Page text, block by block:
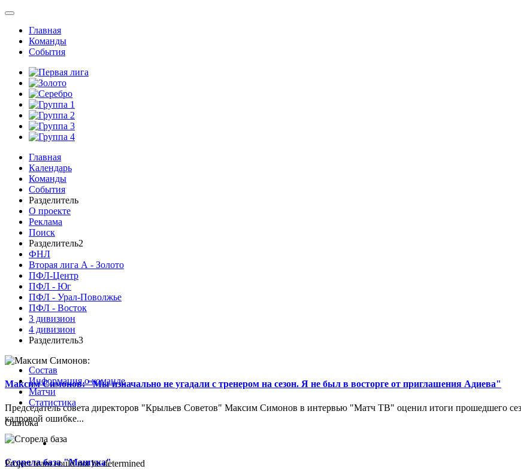
Главная
Команды
События
Главная
Календарь
Команды
События
Разделитель
О проекте
Реклама
Поиск
Разделитель2
ФНЛ
Вторая лига А - Золото
ПФЛ-Центр
ПФЛ - Юг
ПФЛ - Урал-Поволжье
ПФЛ - Восток
3 дивизион
4 дивизион
Разделитель3
Максим Симонов: "Мы изначально не угадали с тренером на сезон. Я не был в восторге от приглашения Адиева"
Председатель совета директоров "Крыльев Советов" Максим Симонов в интервью "Матч ТВ" оценил итоги прошедшего
кадровой ошибке...
Сгорела база "Машука"
Состав
Информация о команде
Матчи
Статистика
Ошибка
Project team could not be determined